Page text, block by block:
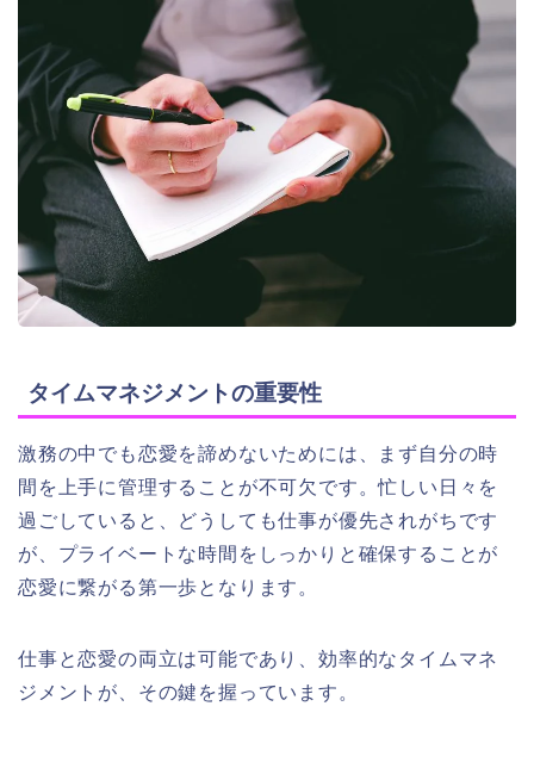
タイムマネジメントの重要性
激務の中でも恋愛を諦めないためには、まず自分の時
間を上手に管理することが不可欠です。忙しい日々を
過ごしていると、どうしても仕事が優先されがちです
が、プライベートな時間をしっかりと確保することが
恋愛に繋がる第一歩となります。
仕事と恋愛の両立は可能であり、効率的なタイムマネ
ジメントが、その鍵を握っています。